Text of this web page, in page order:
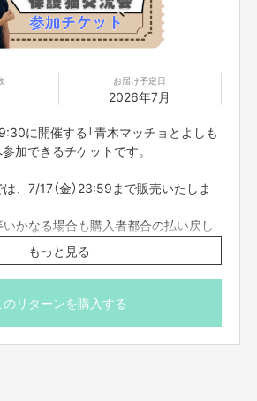
んが夫婦で経営する保護猫カフェです。
お届け予定日
2026年7月
に開催する「青木マッチョとよしも
加できるチケットです。
、7/17（金）23:59まで販売いたしま
かなる場合も購入者都合の払い戻し
う払い戻しもいたしません。ご了承
なかった場合は、7/21〜8/20（開催
もっと見る
のリターンを購入する